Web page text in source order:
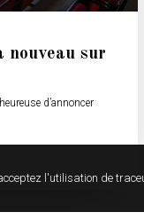
nouveau sur
d’annoncer
l'utilisation de